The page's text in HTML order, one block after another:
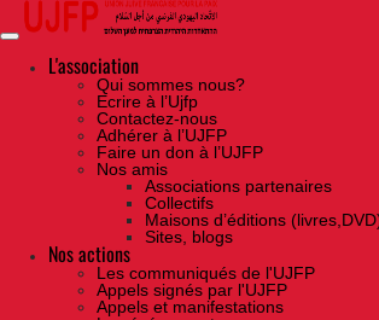
Skip
the
contentL'association
Qui sommes nous?
Ecrire à l’Ujfp
Contactez-nous
Adhérer à l’UJFP
Faire un don à l’UJFP
Nos amis
Associations partenaires
Collectifs
Maisons d’éditions
Sites, blogs
Nos actions
Les communiqués de l'UJFP
Appels signés par l'UJFP
Appels et manifestations